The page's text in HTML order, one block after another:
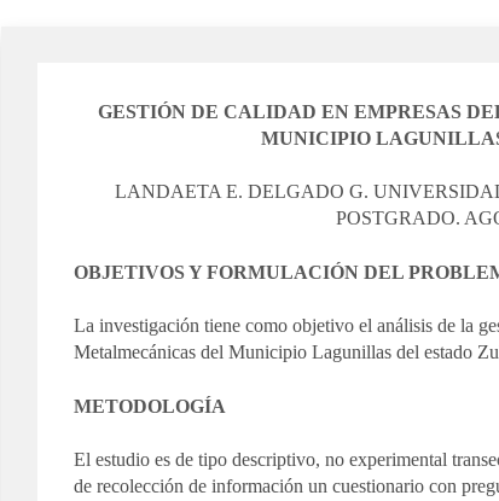
GESTIÓN DE CALIDAD EN EMPRESAS
MUNICIPIO
LANDAETA E. DELGADO G.
POSTGRADO.
OBJETIVOS Y FORMULACIÓN DEL
La investigación tiene como objetivo el análisis de la
Metalmecánicas del Municipio Lagunillas del estado
METODOLOGÍA
El estudio es de tipo descriptivo, no experimental
de recolección de información un cuestionario con